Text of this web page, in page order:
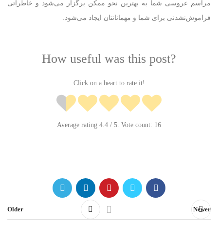
مراسم عروسی شما به بهترین نحو ممکن برگزار می‌شود و خاطراتی
فراموش‌نشدنی برای شما و مهمانانتان ایجاد می‌شود.
How useful was this post?
Click on a heart to rate it!
Average rating 4.4 / 5. Vote count: 16
Newer
Older